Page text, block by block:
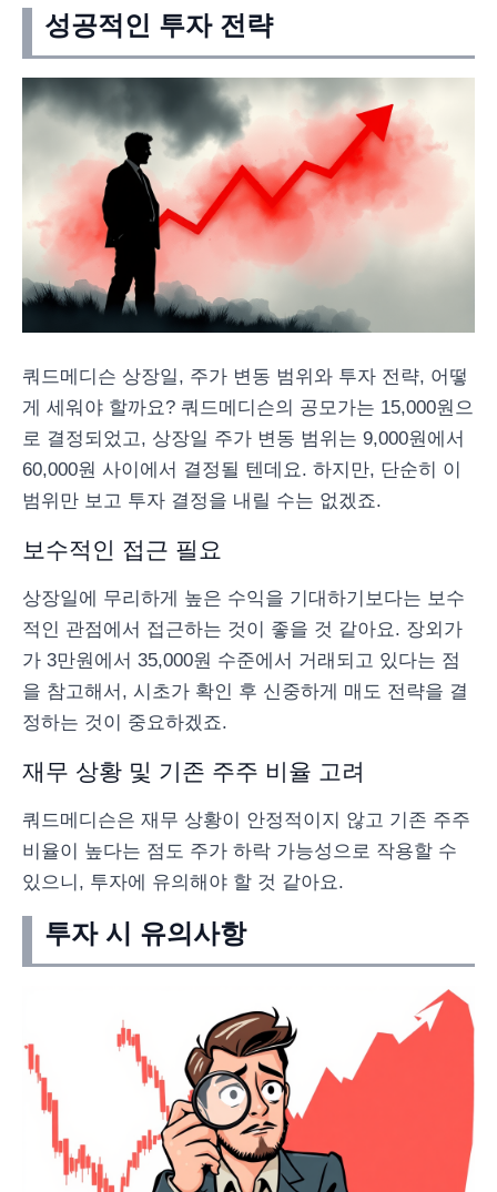
성공적인 투자 전략
쿼드메디슨 상장일, 주가 변동 범위와 투자 전략, 어떻
게 세워야 할까요? 쿼드메디슨의 공모가는 15,000원으
로 결정되었고, 상장일 주가 변동 범위는 9,000원에서
60,000원 사이에서 결정될 텐데요. 하지만, 단순히 이
범위만 보고 투자 결정을 내릴 수는 없겠죠.
보수적인 접근 필요
상장일에 무리하게 높은 수익을 기대하기보다는 보수
적인 관점에서 접근하는 것이 좋을 것 같아요. 장외가
가 3만원에서 35,000원 수준에서 거래되고 있다는 점
을 참고해서, 시초가 확인 후 신중하게 매도 전략을 결
정하는 것이 중요하겠죠.
재무 상황 및 기존 주주 비율 고려
쿼드메디슨은 재무 상황이 안정적이지 않고 기존 주주
비율이 높다는 점도 주가 하락 가능성으로 작용할 수
있으니, 투자에 유의해야 할 것 같아요.
투자 시 유의사항